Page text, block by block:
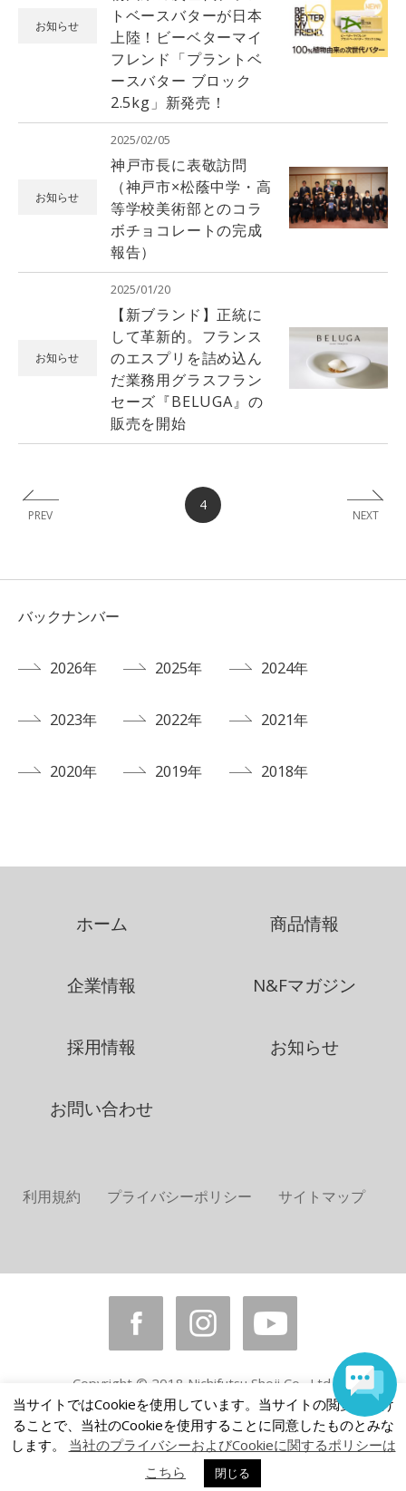
お知らせ
トベースバターが日本
上陸！ビーベターマイ
フレンド「プラントベ
ースバター ブロック
2.5kg」新発売！
お知らせ
2025/02/05
神戸市長に表敬訪問
（神戸市×松蔭中学・高
等学校美術部とのコラ
ボチョコレートの完成
報告）
お知らせ
2025/01/20
【新ブランド】正統に
して革新的。フランス
のエスプリを詰め込ん
だ業務用グラスフラン
セーズ『BELUGA』の
販売を開始
PREV
4
NEXT
バックナンバー
2026年 2025年 2024年
2023年 2022年 2021年
2020年 2019年 2018年
ホーム 商品情報
企業情報 N&Fマガジン
採用情報 お知らせ
お問い合わせ
利用規約 プライバシーポリシー サイトマップ
Copyright © 2018 Nichifutsu Shoji Co., Ltd.
All rights reserved.
当サイトではCookieを使用しています。当サイトの閲覧を続け
ることで、当社のCookieを使用することに同意したものとみな
します。 当社のプライバシーおよびCookieに関するポリシーは
こちら
閉じる